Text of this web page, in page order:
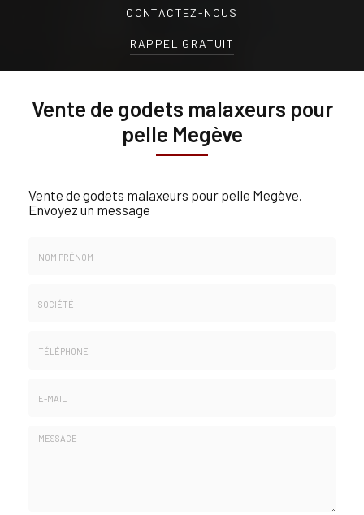
CONTACTEZ-NOUS
RAPPEL GRATUIT
Vente de godets malaxeurs pour
pelle Megève
Vente de godets malaxeurs pour pelle Megève.
Envoyez un message